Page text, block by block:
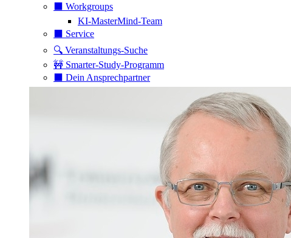
⬛️ Workgroups
KI-MasterMind-Team
⬛️ Service
🔍 Veranstaltungs-Suche
🚧 Smarter-Study-Programm
⬛️ Dein Ansprechpartner